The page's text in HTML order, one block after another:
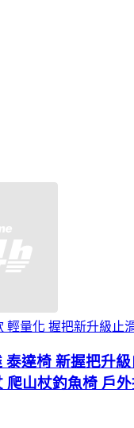
輕量化 握把新升級止
泰達椅 新握把升
爬山杖釣魚椅 戶